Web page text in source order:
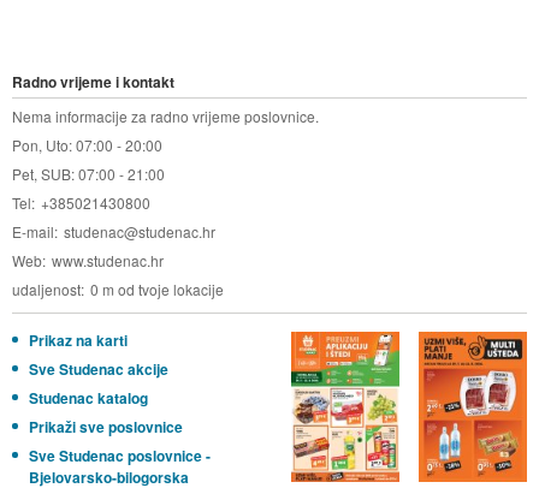
Radno vrijeme i kontakt
Nema informacije za radno vrijeme poslovnice.
Pon, Uto: 07:00 - 20:00
Pet, SUB: 07:00 - 21:00
Tel +385021430800
E-mail studenac@studenac.hr
Web www.studenac.hr
udaljenost 0 m od tvoje lokacije
Prikaz na karti
Sve Studenac akcije
Studenac katalog
Prikaži sve poslovnice
Sve Studenac poslovnice -
Bjelovarsko-bilogorska